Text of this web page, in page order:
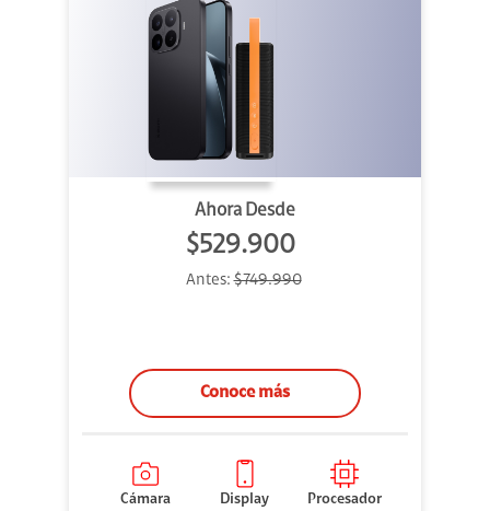
Ahora Desde
$529.900
Antes:$749.990
Conoce más
Cámara
Display
Procesador